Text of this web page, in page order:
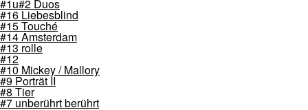
#1u#2 Duos
#16 Liebesblind
#15 Touché
#14 Amsterdam
#13 rolle
#12
#10 Mickey / Mallory
#9 Porträt II
#8 Tier
#7 unberührt berührt